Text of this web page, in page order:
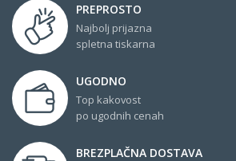
PREPROSTO
Najbolj prijazna
spletna tiskarna
UGODNO
Top kakovost
po ugodnih cenah
BREZPLAČNA DOSTAVA